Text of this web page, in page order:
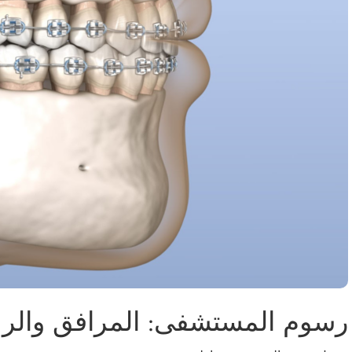
رسوم المستشفى: المرافق